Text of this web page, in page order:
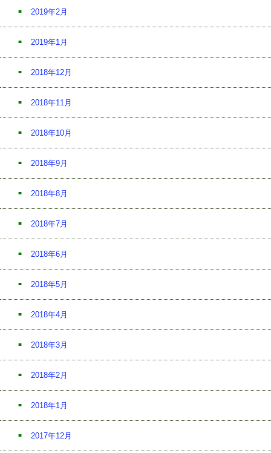
2019年2月
2019年1月
2018年12月
2018年11月
2018年10月
2018年9月
2018年8月
2018年7月
2018年6月
2018年5月
2018年4月
2018年3月
2018年2月
2018年1月
2017年12月